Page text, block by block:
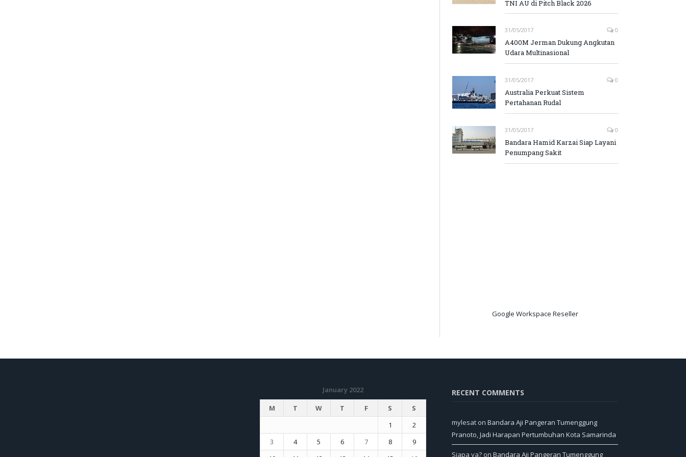
TNI AU di Pitch Black 2026
31/05/2017 0
A400M Jerman Dukung Angkutan
Udara Multinasional
31/05/2017 0
Australia Perkuat Sistem
Pertahanan Rudal
31/05/2017 0
Bandara Hamid Karzai Siap Layani
Penumpang Sakit
Google Workspace Reseller
January 2022
M
T W T F S
S
1
2
3
4 5 6 7 8
9
RECENT COMMENTS
mylesat on Bandara Aji Pangeran Tumenggung
Pranoto, Jadi Harapan Pertumbuhan Kota Samarinda
Siapa ya? on Bandara Aji Pangeran Tumenggung